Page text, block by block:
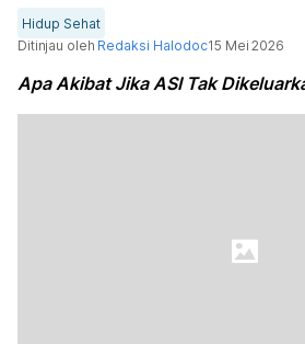
Hidup Sehat
Ditinjau oleh Redaksi Halodoc15 Mei 2026
Apa Akibat Jika ASI Tak